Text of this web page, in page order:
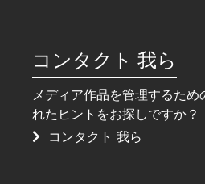
コンタクト 我ら
メディア作品を管理するため
れたヒントをお探しですか？
コンタクト 我ら